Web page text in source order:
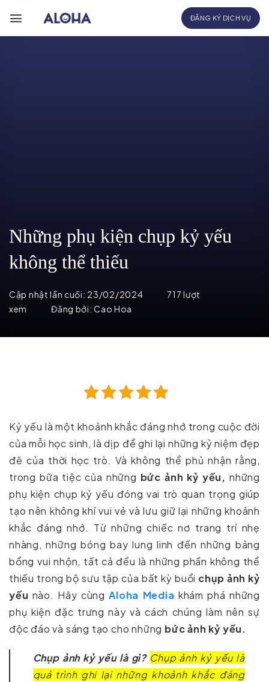
qua
ĐĂNG KÝ DỊCH VỤ
Những phụ kiện chụp kỷ yếu
không thể thiếu
Cập nhật lần cuối: 23/02/2024
717 lượt
xem
Đăng bởi:Cao Hoa
Kỷ yếu là một khoảnh khắc đáng nhớ trong cuộc đời
của mỗi học sinh, là dịp để ghi lại những kỷ niệm đẹp
đẽ của thời học trò. Và không thể phủ nhận rằng,
trong bữa tiệc của những bức ảnh kỷ yếu, những
phụ kiện chụp kỷ yếu đóng vai trò quan trọng giúp
tạo nên không khí vui vẻ và lưu giữ lại những khoảnh
khắc đáng nhớ. Từ những chiếc nơ trang trí nhẹ
nhàng, những bóng bay lung linh đến những bảng
bổng vui nhộn, tất cả đều là những phần không thể
thiếu trong bộ sưu tập của bất kỳ buổi chụp ảnh kỷ
yếu nào. Hãy cùngAloha Media khám phá những
phụ kiện đặc trưng này và cách chúng làm nên sự
độc đáo và sáng tạo cho những bức ảnh kỷ yếu.
Chụp ảnh kỷ yếu là gì? Chụp ảnh kỷ yếu là
quá trình ghi lại những khoảnh khắc đáng